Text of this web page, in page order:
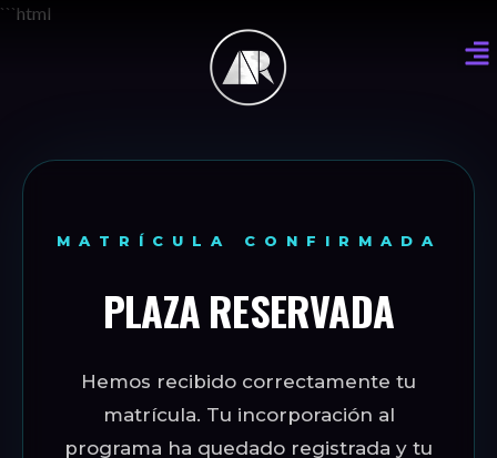
```html
MATRÍCULA CONFIRMADA
PLAZA RESERVADA
Hemos recibido correctamente tu
matrícula. Tu incorporación al
programa ha quedado registrada y tu